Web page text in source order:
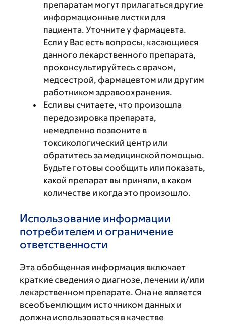
препаратам могут прилагаться другие
информационные листки для
пациента. Уточните у фармацевта.
Если у Вас есть вопросы, касающиеся
данного лекарственного препарата,
проконсультируйтесь с врачом,
медсестрой, фармацевтом или другим
работником здравоохранения.
Если вы считаете, что произошла
передозировка препарата,
немедленно позвоните в
токсикологический центр или
обратитесь за медицинской помощью.
Будьте готовы сообщить или показать,
какой препарат вы приняли, в каком
количестве и когда это произошло.
Использование информации
потребителем и ограничение
ответственности
Эта обобщенная информация включает
краткие сведения о диагнозе, лечении и/или
лекарственном препарате. Она не является
всеобъемлющим источником данных и
должна использоваться в качестве